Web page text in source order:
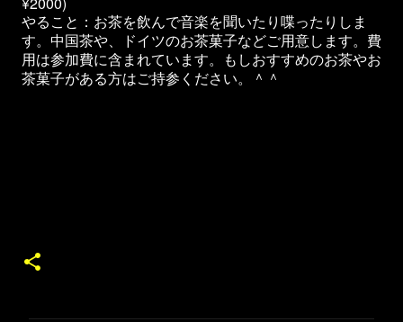
やること：お茶を飲んで音楽を聞いたり喋ったりしま
す。中国茶や、ドイツのお茶菓子などご用意します。費
用は参加費に含まれています。もしおすすめのお茶やお
茶菓子がある方はご持参ください。＾＾